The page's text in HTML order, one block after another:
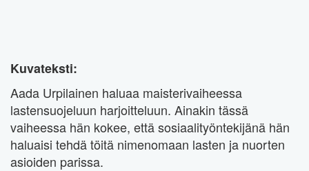
Kuvateksti:
Aada Urpilainen haluaa maisterivaiheessa
lastensuojeluun harjoitteluun. Ainakin tässä
vaiheessa hän kokee, että sosiaalityöntekijänä hän
haluaisi tehdä töitä nimenomaan lasten ja nuorten
asioiden parissa.